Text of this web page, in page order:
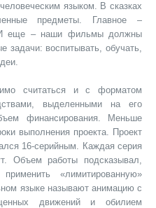
языком. В сказках
предметы. Главное –
И еще – наши фильмы должны
задачи: воспитывать, обучать,
считаться и с форматом
выделенными на его
финансирования. Меньше
выполнения проекта. Проект
16-серийным. Каждая серия
Объем работы подсказывал,
«лимитированную»
языке называют анимацию с
движений и обилием